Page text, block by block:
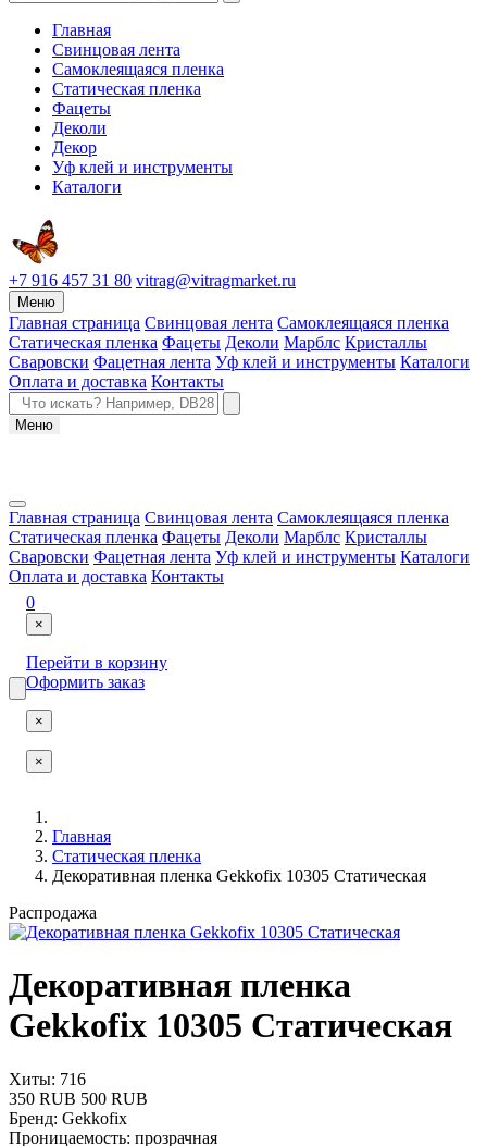
Главная
Свинцовая лента
Самоклеящаяся пленка
Статическая пленка
Фацеты
Деколи
Декор
Уф клей и инструменты
Каталоги
+7 916 457 31 80 vitrag@vitragmarket.ru
Меню
Главная страница Свинцовая лента Самоклеящаяся пленка
Статическая пленка Фацеты Деколи Марблс Кристаллы
Сваровски Фацетная лента Уф клей и инструменты Каталоги
Оплата и доставка Контакты
Меню
Главная страница Свинцовая лента Самоклеящаяся пленка
Статическая пленка Фацеты Деколи Марблс Кристаллы
Сваровски Фацетная лента Уф клей и инструменты Каталоги
Оплата и доставка Контакты
0
×
Перейти в корзину
Оформить заказ
×
×
Главная
Статическая пленка
Декоративная пленка Gekkofix 10305 Статическая
Распродажа
Декоративная пленка
Gekkofix 10305 Статическая
Хиты: 716
350 RUB 500 RUB
Бренд: Gekkofix
Проницаемость: прозрачная